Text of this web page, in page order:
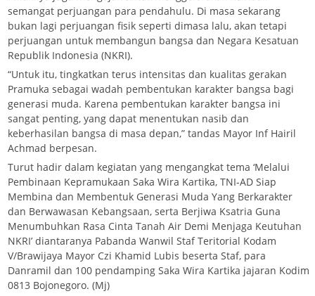
semangat perjuangan para pendahulu. Di masa sekarang
bukan lagi perjuangan fisik seperti dimasa lalu, akan tetapi
perjuangan untuk membangun bangsa dan Negara Kesatuan
Republik Indonesia (NKRI).
“Untuk itu, tingkatkan terus intensitas dan kualitas gerakan
Pramuka sebagai wadah pembentukan karakter bangsa bagi
generasi muda. Karena pembentukan karakter bangsa ini
sangat penting, yang dapat menentukan nasib dan
keberhasilan bangsa di masa depan,” tandas Mayor Inf Hairil
Achmad berpesan.
Turut hadir dalam kegiatan yang mengangkat tema ‘Melalui
Pembinaan Kepramukaan Saka Wira Kartika, TNI-AD Siap
Membina dan Membentuk Generasi Muda Yang Berkarakter
dan Berwawasan Kebangsaan, serta Berjiwa Ksatria Guna
Menumbuhkan Rasa Cinta Tanah Air Demi Menjaga Keutuhan
NKRI’ diantaranya Pabanda Wanwil Staf Teritorial Kodam
V/Brawijaya Mayor Czi Khamid Lubis beserta Staf, para
Danramil dan 100 pendamping Saka Wira Kartika jajaran Kodim
0813 Bojonegoro. (Mj)